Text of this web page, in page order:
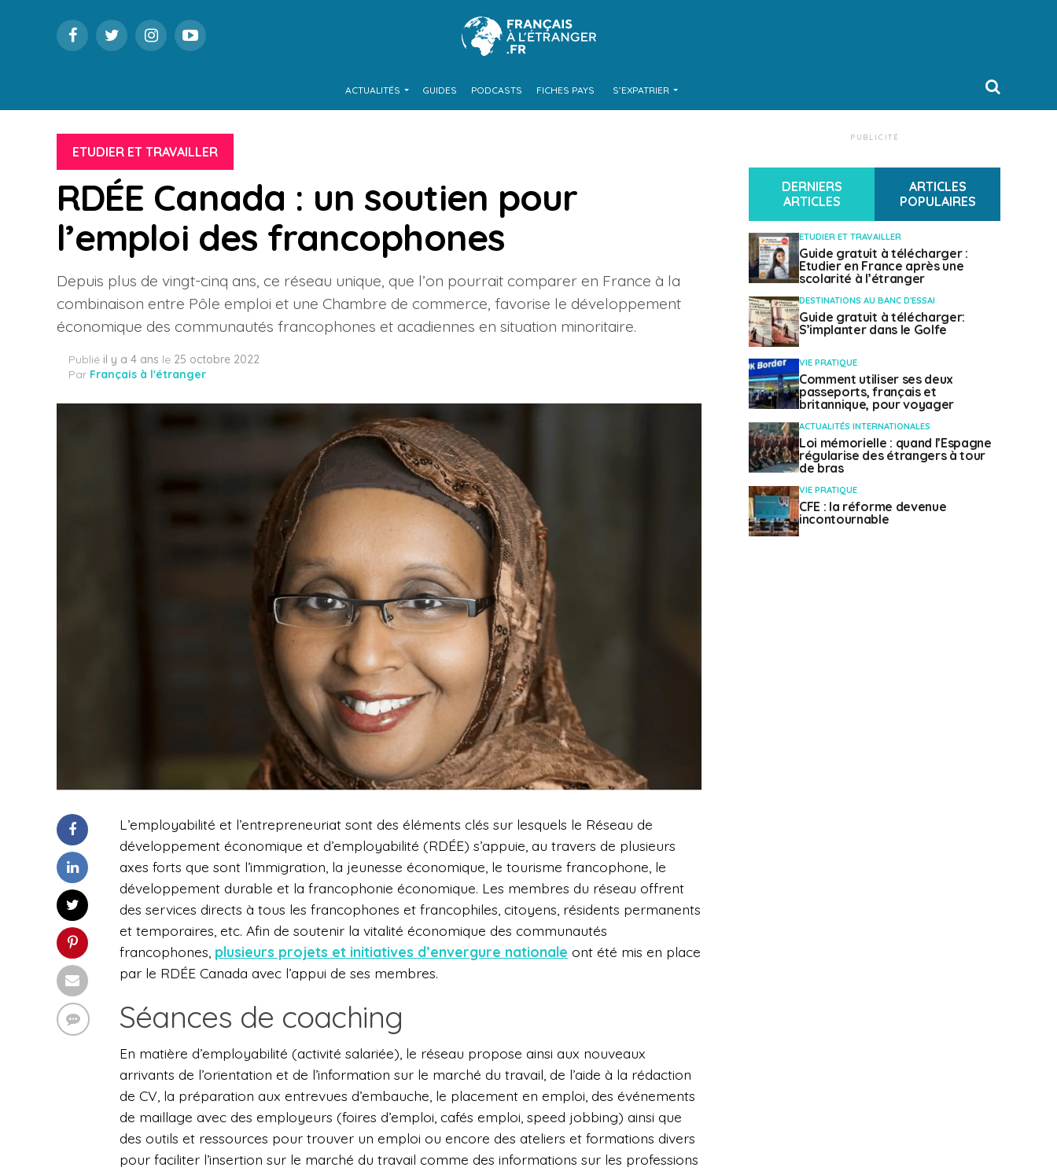
ACTUALITÉS GUIDES PODCASTS FICHES PAYS S’EXPATRIER
ETUDIER ET TRAVAILLER
RDÉE Canada : un soutien pour
l’emploi des francophones
Depuis plus de vingt-cinq ans, ce réseau unique, que l’on pourrait comparer en France à la
combinaison entre Pôle emploi et une Chambre de commerce, favorise le développement
économique des communautés francophones et acadiennes en situation minoritaire.
Publié il y a 4 ans le 25 octobre 2022
Par Français à l'étranger
L’employabilité et l’entrepreneuriat sont des éléments clés sur lesquels le Réseau de
développement économique et d’employabilité (RDÉE) s’appuie, au travers de plusieurs
axes forts que sont l’immigration, la jeunesse économique, le tourisme francophone, le
développement durable et la francophonie économique. Les membres du réseau offrent
des services directs à tous les francophones et francophiles, citoyens, résidents permanents
et temporaires, etc. Afin de soutenir la vitalité économique des communautés
francophones, plusieurs projets et initiatives d’envergure nationale ont été mis en place
par le RDÉE Canada avec l’appui de ses membres.
Séances de coaching
En matière d’employabilité (activité salariée), le réseau propose ainsi aux nouveaux
arrivants de l’orientation et de l’information sur le marché du travail, de l’aide à la rédaction
de CV, la préparation aux entrevues d’embauche, le placement en emploi, des événements
de maillage avec des employeurs (foires d’emploi, cafés emploi, speed jobbing) ainsi que
des outils et ressources pour trouver un emploi ou encore des ateliers et formations divers
pour faciliter l’insertion sur le marché du travail comme des informations sur les professions
PUBLICITÉ
DERNIERS
ARTICLES
ARTICLES
POPULAIRES
ETUDIER ET TRAVAILLER
Guide gratuit à télécharger :
Etudier en France après une
scolarité à l’étranger
DESTINATIONS AU BANC D'ESSAI
Guide gratuit à télécharger:
S’implanter dans le Golfe
VIE PRATIQUE
Comment utiliser ses deux
passeports, français et
britannique, pour voyager
ACTUALITÉS INTERNATIONALES
Loi mémorielle : quand l’Espagne
régularise des étrangers à tour
de bras
VIE PRATIQUE
CFE : la réforme devenue
incontournable